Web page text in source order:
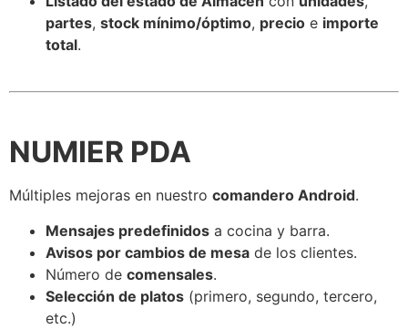
partes, stock mínimo/óptimo, precio e importe
total.
NUMIER PDA
Múltiples mejoras en nuestro comandero Android.
Mensajes predefinidos a cocina y barra.
Avisos por cambios de mesa de los clientes.
Número de comensales.
Selección de platos (primero, segundo, tercero,
etc.)